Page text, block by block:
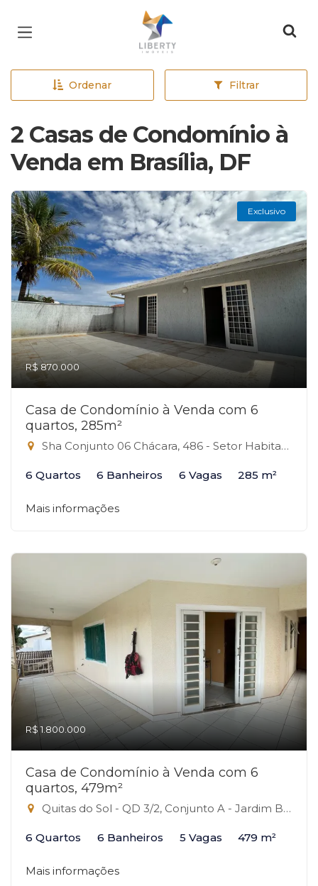
Página inicial
Ordenar Filtrar
2 Casas de Condomínio à
Venda em Brasília, DF
Exclusivo
R$ 870.000
Casa de Condomínio à Venda com 6
quartos, 285m²
Sha Conjunto 06 Chácara, 486 - Setor Habitacional Arniqueira, Brasília-DF
6 Quartos 6 Banheiros 6 Vagas 285 m²
Mais informações
R$ 1.800.000
Casa de Condomínio à Venda com 6
quartos, 479m²
Quitas do Sol - QD 3/2, Conjunto A - Jardim Botânico, Brasília-DF
6 Quartos 6 Banheiros 5 Vagas 479 m²
Mais informações